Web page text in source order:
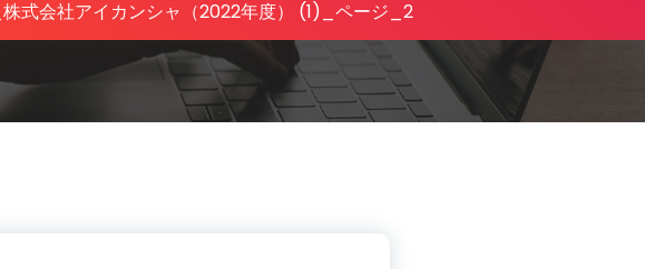
式会社アイカンシャ（2022年度） (1)_ページ_2